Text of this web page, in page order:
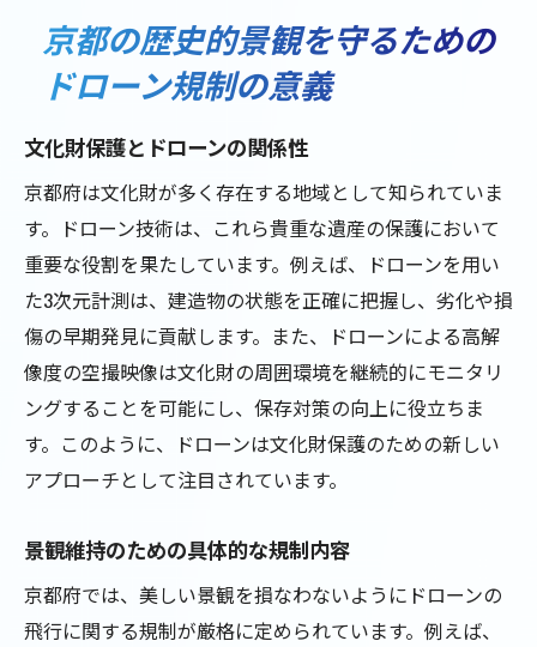
京都の歴史的景観を守るための
ドローン規制の意義
文化財保護とドローンの関係性
京都府は文化財が多く存在する地域として知られていま
す。ドローン技術は、これら貴重な遺産の保護において
重要な役割を果たしています。例えば、ドローンを用い
た3次元計測は、建造物の状態を正確に把握し、劣化や損
傷の早期発見に貢献します。また、ドローンによる高解
像度の空撮映像は文化財の周囲環境を継続的にモニタリ
ングすることを可能にし、保存対策の向上に役立ちま
す。このように、ドローンは文化財保護のための新しい
アプローチとして注目されています。
景観維持のための具体的な規制内容
京都府では、美しい景観を損なわないようにドローンの
飛行に関する規制が厳格に定められています。例えば、